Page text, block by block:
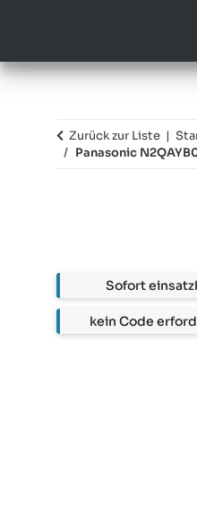
Zurück zur Liste
Panasonic